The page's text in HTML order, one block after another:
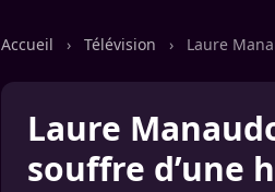
Accueil › Télévision › Laure
Laure
souffre d’une